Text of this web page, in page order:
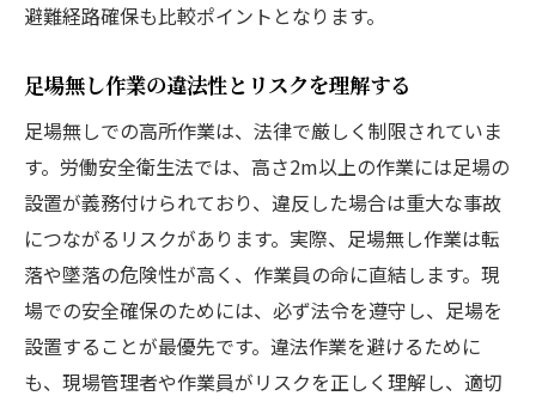
避難経路確保も比較ポイントとなります。
足場無し作業の違法性とリスクを理解する
足場無しでの高所作業は、法律で厳しく制限されていま
す。労働安全衛生法では、高さ2m以上の作業には足場の
設置が義務付けられており、違反した場合は重大な事故
につながるリスクがあります。実際、足場無し作業は転
落や墜落の危険性が高く、作業員の命に直結します。現
場での安全確保のためには、必ず法令を遵守し、足場を
設置することが最優先です。違法作業を避けるために
も、現場管理者や作業員がリスクを正しく理解し、適切